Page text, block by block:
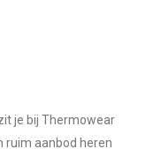
je bij Thermowear
ruim aanbod heren